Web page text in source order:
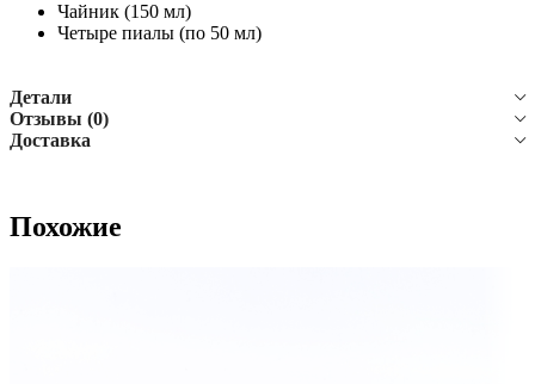
Чайник (150 мл)
Четыре пиалы (по 50 мл)
Детали
Отзывы (0)
Доставка
Похожие